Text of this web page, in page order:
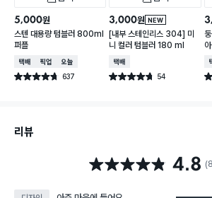
5,000원
스텐 대용량 텀블러 800ml
퍼플
택배배송매장픽업오늘배송
별점 4.7점 637
건 작성
NEW
3,000원
[내부 스테인리스 304] 미
니 컬러 텀블러 180 ml
택배배송
별점 4.7점 54
건 작성 별
리뷰
별점 4.8점 4.8